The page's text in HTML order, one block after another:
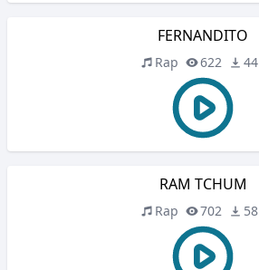
FERNANDITO
Rap 622 44
RAM TCHUM
Rap 702 58